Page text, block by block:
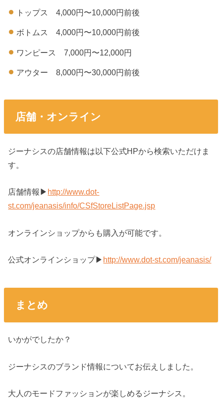
トップス 4,000円〜10,000円前後
ボトムス 4,000円〜10,000円前後
ワンピース 7,000円〜12,000円
アウター 8,000円〜30,000円前後
店舗・オンライン
ジーナシスの店舗情報は以下公式HPから検索いただけま
す。
店舗情報▶︎ http://www.dot-
st.com/jeanasis/info/CSfStoreListPage.jsp
オンラインショップからも購入が可能です。
公式オンラインショップ▶︎ http://www.dot-st.com/jeanasis/
まとめ
いかがでしたか？
ジーナシスのブランド情報についてお伝えしました。
大人のモードファッションが楽しめるジーナシス。